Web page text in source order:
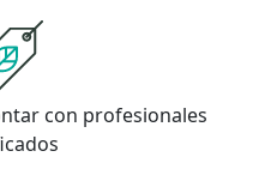
con profesionales